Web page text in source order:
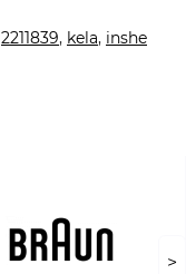
2211839, kela, inshe
>